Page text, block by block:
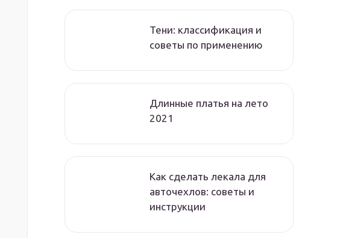
Тени: классификация и
советы по применению
Длинные платья на лето
2021
Как сделать лекала для
авточехлов: советы и
инструкции